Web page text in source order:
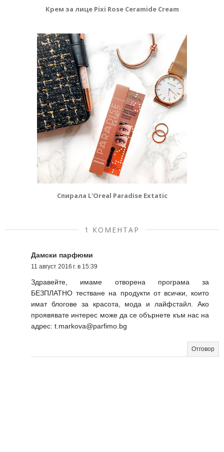
Крем за лице Pixi Rose Ceramide Cream
Спирала L'Oreal Paradise Extatic
1 КОМЕНТАР
Дамски парфюми
11 август 2016 г. в 15:39
Здравейте, имаме отворена програма за
БЕЗПЛАТНО тестване на продукти от всички, които
имат блогове за красота, мода и лайфстайл. Ако
проявявате интерес може да се обърнете към нас на
адрес: t.markova@parfimo.bg
Отговор